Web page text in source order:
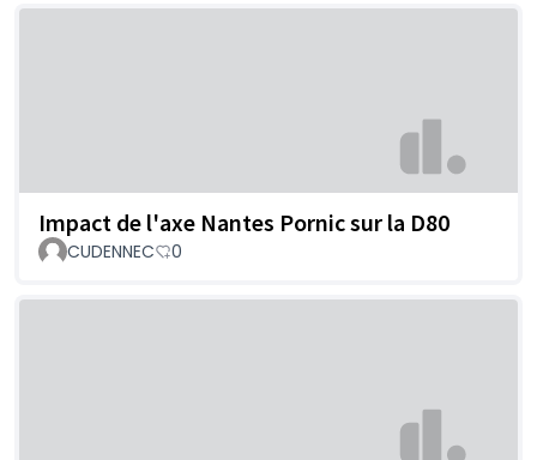
Impact de l'axe Nantes Pornic sur la D80
CUDENNEC 0